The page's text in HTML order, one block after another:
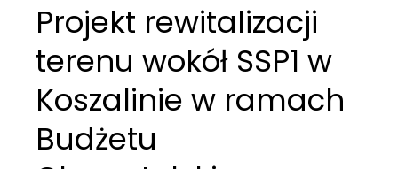
Projekt rewitalizacji
terenu wokół SSP1 w
Koszalinie w ramach
Budżetu